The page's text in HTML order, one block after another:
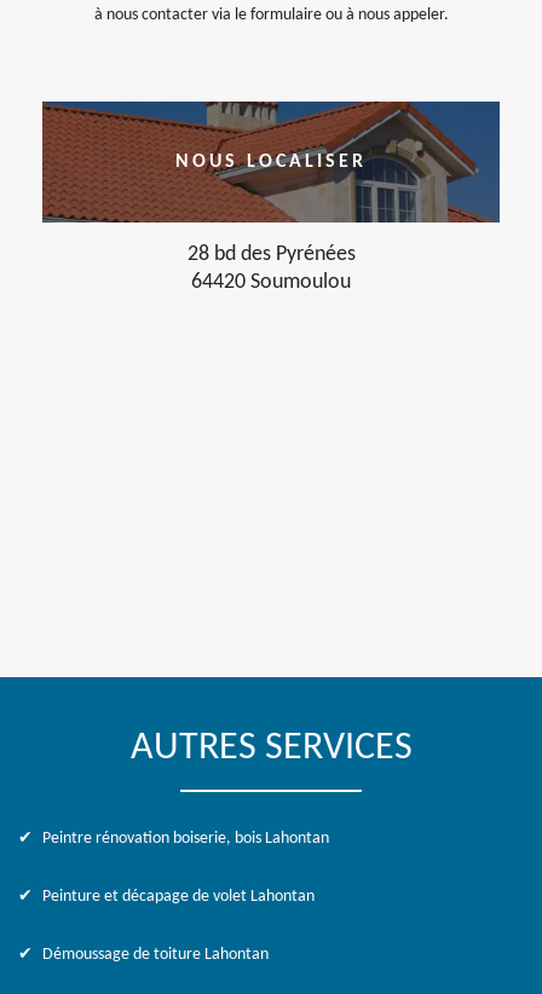
à nous contacter via le formulaire ou à nous appeler.
NOUS LOCALISER
28 bd des Pyrénées
64420 Soumoulou
AUTRES SERVICES
Peintre rénovation boiserie, bois Lahontan
Peinture et décapage de volet Lahontan
Démoussage de toiture Lahontan